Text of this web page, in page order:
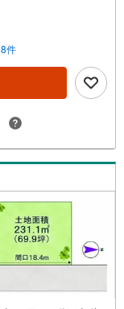
・マンション・土
おります。さらに
などの地域情報を
ていただけるよ
きます。2.＜経験豊
却】【引っ越し】
種税金について
族皆様で、ぜひお越
定休日:火・水曜日
可能ですので、どう
件